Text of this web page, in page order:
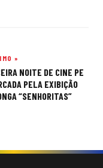
»
NOITE DE CINE PE
PELA EXIBIÇÃO
“SENHORITAS”